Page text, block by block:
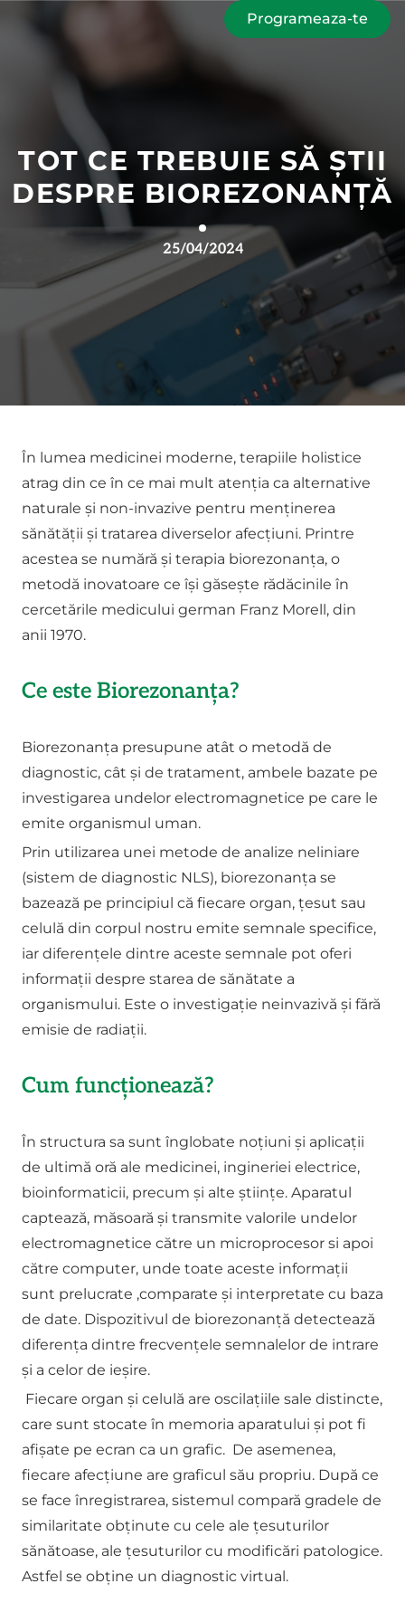
Programeaza-te
TOT CE TREBUIE SĂ ȘTII
DESPRE BIOREZONANȚĂ
25/04/2024
În lumea medicinei moderne, terapiile holistice
atrag din ce în ce mai mult atenția ca alternative
naturale și non-invazive pentru menținerea
sănătății și tratarea diverselor afecțiuni. Printre
acestea se numără și terapia biorezonanța, o
metodă inovatoare ce își găsește rădăcinile în
cercetările medicului german Franz Morell, din
anii 1970.
Ce este Biorezonanța?
Biorezonanța presupune atât o metodă de
diagnostic, cât și de tratament, ambele bazate pe
investigarea undelor electromagnetice pe care le
emite organismul uman.
Prin utilizarea unei metode de analize neliniare
(sistem de diagnostic NLS), biorezonanța se
bazează pe principiul că fiecare organ, țesut sau
celulă din corpul nostru emite semnale specifice,
iar diferențele dintre aceste semnale pot oferi
informații despre starea de sănătate a
organismului. Este o investigație neinvazivă și fără
emisie de radiaţii.
Cum funcționează?
În structura sa sunt înglobate noțiuni și aplicații
de ultimă oră ale medicinei, ingineriei electrice,
bioinformaticii, precum și alte științe. Aparatul
captează, măsoară și transmite valorile undelor
electromagnetice către un microprocesor si apoi
către computer, unde toate aceste informații
sunt prelucrate ,comparate și interpretate cu baza
de date. Dispozitivul de biorezonanţă detectează
diferenţa dintre frecvențele semnalelor de intrare
şi a celor de ieşire.
Fiecare organ şi celulă are oscilaţiile sale distincte,
care sunt stocate în memoria aparatului şi pot fi
afişate pe ecran ca un grafic. De asemenea,
fiecare afecțiune are graficul său propriu. După ce
se face înregistrarea, sistemul compară gradele de
similaritate obţinute cu cele ale ţesuturilor
sănătoase, ale ţesuturilor cu modificări patologice.
Astfel se obţine un diagnostic virtual.